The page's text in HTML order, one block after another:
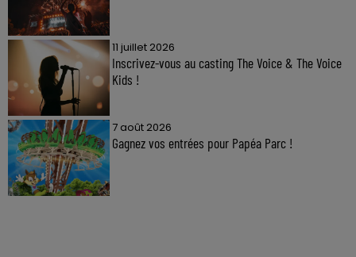
11 juillet 2026
Inscrivez-vous au casting The Voice & The Voice
Kids !
7 août 2026
Gagnez vos entrées pour Papéa Parc !